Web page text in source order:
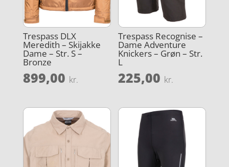
Trespass DLX
Meredith – Skijakke
Dame – Str. S –
Bronze
899,00 kr.
Trespass Recognise –
Dame Adventure
Knickers – Grøn – Str.
L
225,00 kr.